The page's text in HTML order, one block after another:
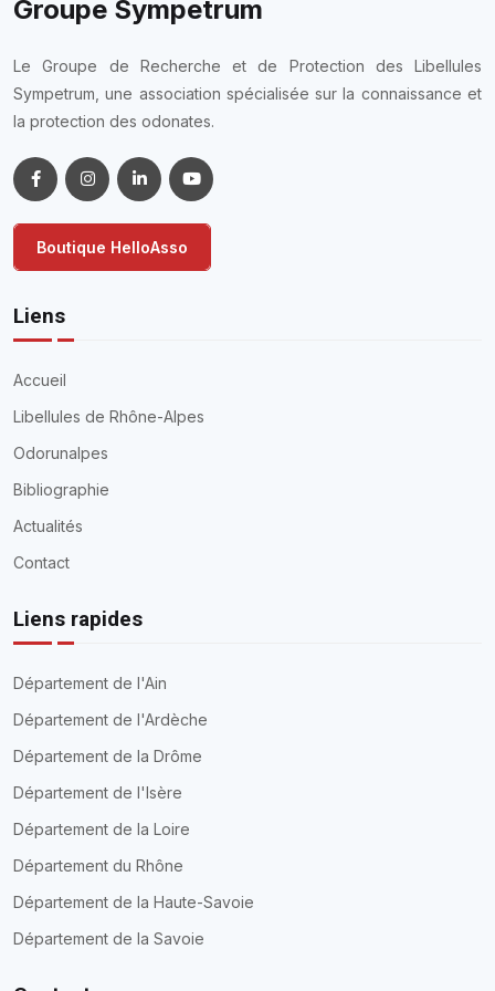
Groupe Sympetrum
Le Groupe de Recherche et de Protection des Libellules
Sympetrum, une association spécialisée sur la connaissance et
la protection des odonates.
Boutique HelloAsso
Liens
Accueil
Libellules de Rhône-Alpes
Odorunalpes
Bibliographie
Actualités
Contact
Liens rapides
Département de l'Ain
Département de l'Ardèche
Département de la Drôme
Département de l'Isère
Département de la Loire
Département du Rhône
Département de la Haute-Savoie
Département de la Savoie